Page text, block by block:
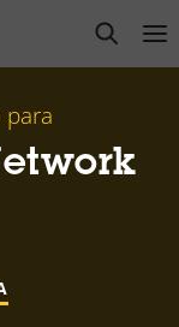
open
para